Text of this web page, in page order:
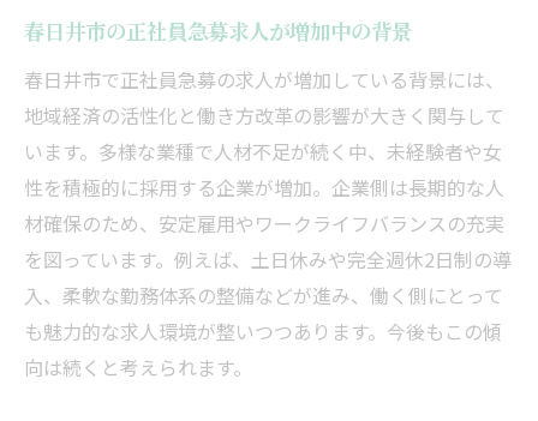
未経験から目指す春日井の正社員就職術
春日井市で未経験から始める正社員の道
未経験から正社員就職を成功させるポイン
ト
春日井市で急募される未経験歓迎の求人と
は
面接でアピールしたい未経験者の強み
未経験から正社員を目指す女性の体験談
女性の転職に春日井市が選ばれる理由とは
春日井市の正社員急募求人が増加中の背景
春日井市で正社員急募の求人が増加している背景には、
地域経済の活性化と働き方改革の影響が大きく関与して
います。多様な業種で人材不足が続く中、未経験者や女
性を積極的に採用する企業が増加。企業側は長期的な人
材確保のため、安定雇用やワークライフバランスの充実
を図っています。例えば、土日休みや完全週休2日制の導
入、柔軟な勤務体系の整備などが進み、働く側にとって
も魅力的な求人環境が整いつつあります。今後もこの傾
向は続くと考えられます。